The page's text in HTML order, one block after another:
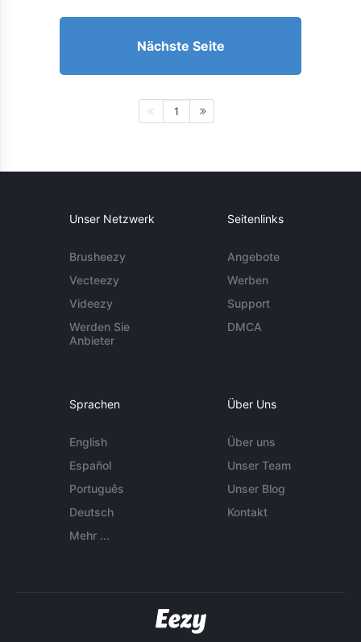
Nächste Seite
1
Unser Netzwerk
Brusheezy
Vecteezy
Videezy
Werden Sie
Anbieter
Seitenlinks
Angebote
Werben
Support
DMCA
Sprachen
English
Español
Português
Deutsch
Mehr ...
Über Uns
Über uns
Unser Team
Unser Blog
Kontakt